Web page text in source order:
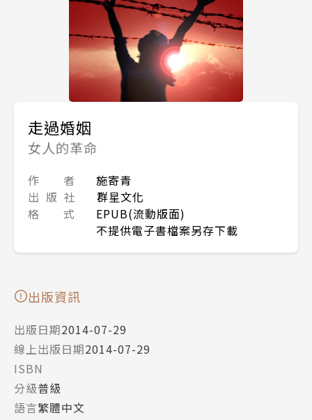
走過婚姻
女人的革命
作 者
施寄青
出 版 社
群星文化
格 式
EPUB(流動版面)
不提供電子書檔案另存下載
出版資訊
出版日期2014-07-29
線上出版日期2014-07-29
ISBN
分級普級
語言繁體中文